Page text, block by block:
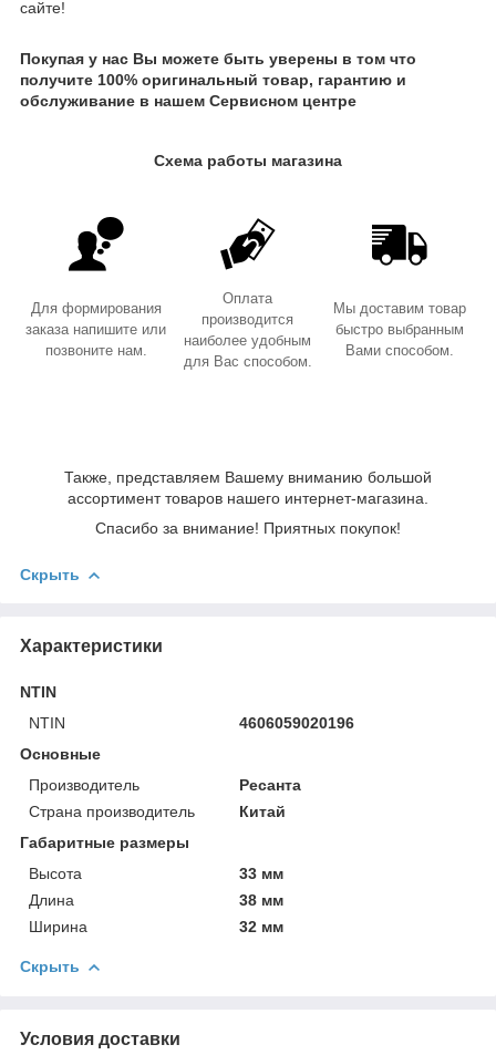
сайте!
Покупая у нас Вы можете быть уверены в том что
получите 100% оригинальный товар, гарантию и
обслуживание в нашем Сервисном центре
Схема работы магазина
Для формирования
заказа напишите или
позвоните нам.
Оплата
производится
наиболее удобным
для Вас способом.
Мы доставим товар
быстро выбранным
Вами способом.
Также, представляем Вашему вниманию большой
ассортимент товаров нашего интернет-магазина.
Спасибо за внимание! Приятных покупок!
Скрыть
Характеристики
NTIN
NTIN
4606059020196
Основные
Производитель
Ресанта
Страна производитель
Китай
Габаритные размеры
Высота
33 мм
Длина
38 мм
Ширина
32 мм
Скрыть
Условия доставки